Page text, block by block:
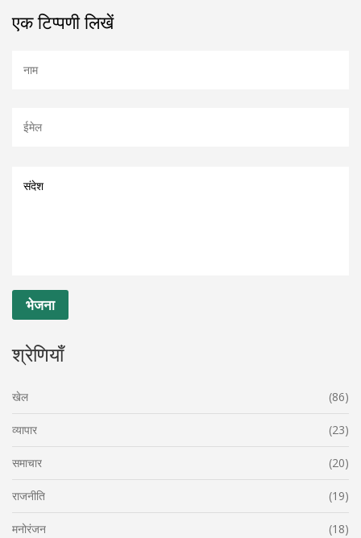
एक टिप्पणी लिखें
श्रेणियाँ
खेल (86)
व्यापार (23)
समाचार (20)
राजनीति (19)
मनोरंजन (18)